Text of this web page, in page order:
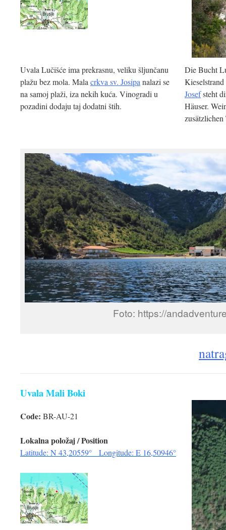
Uvala Lučišće ima prekrasnu, veliku šljunčanu
plažu bez mola. Mala crkva sv. Josipa nalazi se
na samoj plaži, iza nekih kuća. Vinogradi u
pozadini dodaju taj dodatni štih.
Die Bucht
Josefsteht
Häuser.
Foto: https://
Uvala Mali Boki
Code: BR-AU-21
Lokalna položaj / Position
Latitude: N 43,20559° Longitude: E 16,50946°